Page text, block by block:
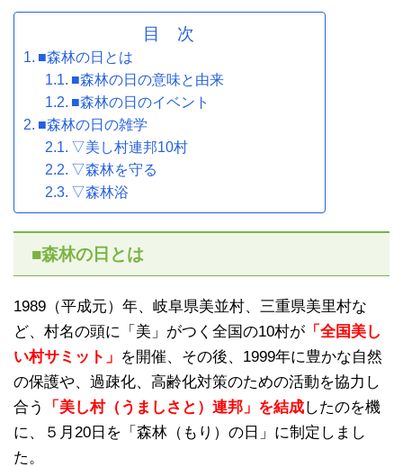
目 次
■森林の日とは
■森林の日の意味と由来
■森林の日のイベント
■森林の日の雑学
▽美し村連邦10村
▽森林を守る
▽森林浴
■森林の日とは
1989（平成元）年、岐阜県美並村、三重県美里村な
ど、村名の頭に「美」がつく全国の10村が 「全国美し
い村サミット」 を開催、その後、1999年に豊かな自然
の保護や、過疎化、高齢化対策のための活動を協力し
合う
「美し村（うましさと）連邦」を結成したのを機
に、５月20日を「森林（もり）の日」に制定しまし
た。